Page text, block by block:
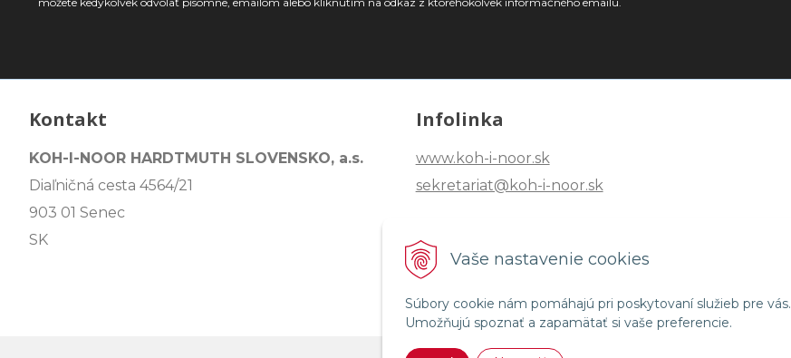
Vaše nastavenie cookies
Súbory cookie nám pomáhajú pri poskytovaní služieb pre vás.
Umožňujú spoznať a zapamätať si vaše preferencie.
Kontakt
KOH-I-NOOR HARDTMUTH SLOVENSKO, a.s.
Diaľničná cesta 4564/21
903 01 Senec
SK
Infolinka
www.koh-i-noor.sk
sekretariat@koh-i-noor.sk
Tel: +421 2 40252101
Fax: +421 2 44872870